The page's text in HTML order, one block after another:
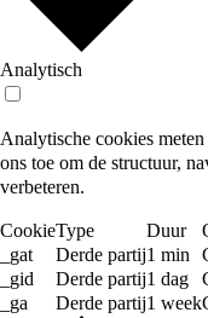
Analytisch
Analytische cookies
ons toe om de structuur,
verbeteren.
CookieType Duur
_gat
Derde partij1 min
_gid
Derde partij1 dag
_ga
Derde partij1 week